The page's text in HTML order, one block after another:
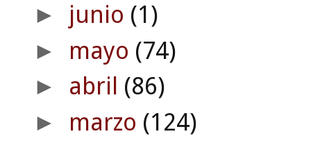
► junio (1)
► mayo (74)
► abril (86)
► marzo (124)